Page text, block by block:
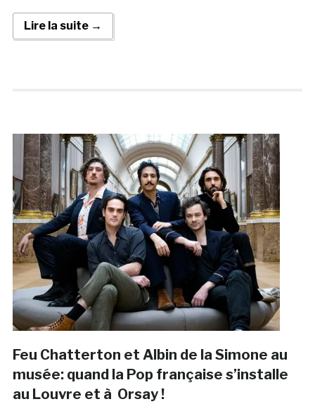
Lire la suite →
Feu Chatterton et Albin de la Simone au
musée: quand la Pop française s’installe
au Louvre et à Orsay !